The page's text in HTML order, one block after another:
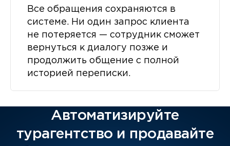
Все обращения сохраняются в
системе. Ни один запрос клиента
не потеряется — сотрудник сможет
вернуться к диалогу позже и
продолжить общение с полной
историей переписки.
Автоматизируйте
турагентство и продавайте